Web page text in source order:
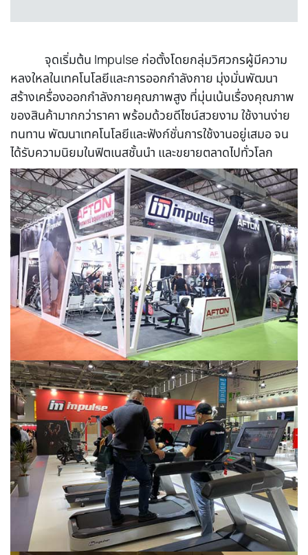
จุดเริ่มต้น Impulse ก่อตั้งโดยกลุ่มวิศวกรผู้มีความ
หลงใหลในเทคโนโลยีและการออกกำลังกาย มุ่งมั่นพัฒนา
สร้างเครื่องออกกำลังกายคุณภาพสูง ที่มุ่นเน้นเรื่องคุณภาพ
ของสินค้ามากกว่าราคา พร้อมด้วยดีไซน์สวยงาม ใช้งานง่าย
ทนทาน พัฒนาเทคโนโลยีและฟังก์ชั่นการใช้งานอยู่เสมอ จน
ได้รับความนิยมในฟิตเนสชั้นนำ และขยายตลาดไปทั่วโลก